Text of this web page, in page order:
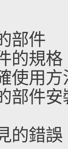
部件
的規格
使用方
部件
的錯誤